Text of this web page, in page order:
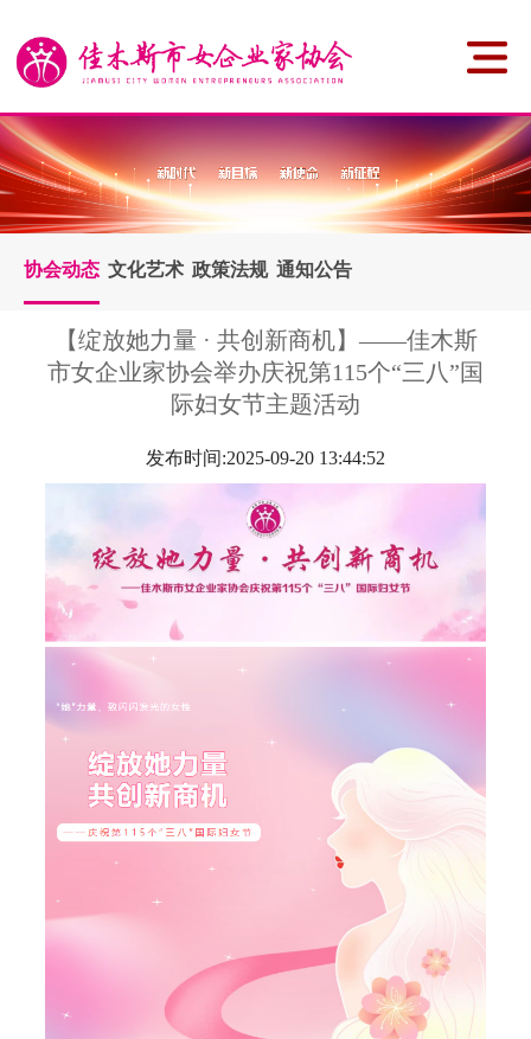
协会动态 文化艺术 政策法规 通知公告
【绽放她力量 · 共创新商机】——佳木斯
市女企业家协会举办庆祝第115个“三八”国
际妇女节主题活动
发布时间:2025-09-20 13:44:52